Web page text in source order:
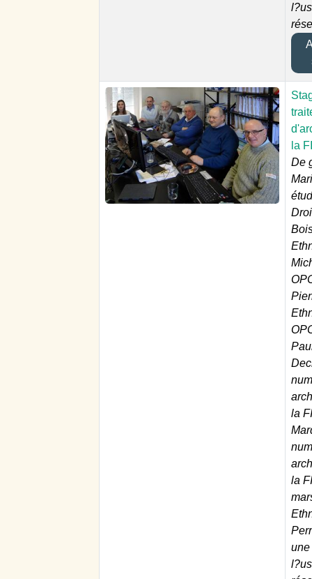
la
De
la
la
une